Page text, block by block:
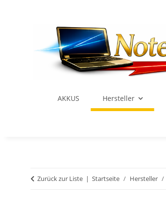
AKKUS Hersteller
Zurück zur Liste Startseite Hersteller